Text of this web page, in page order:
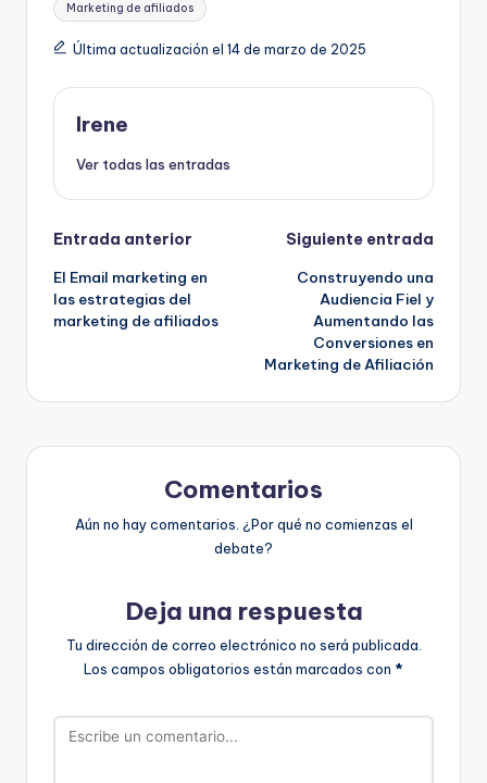
Marketing de afiliados
Última actualización el 14 de marzo de 2025
Irene
Ver todas las entradas
Navegación
de
entradas
Entrada anterior
El Email marketing en
las estrategias del
marketing de afiliados
Siguiente entrada
Construyendo una
Audiencia Fiel y
Aumentando las
Conversiones en
Marketing de Afiliación
Comentarios
Aún no hay comentarios. ¿Por qué no comienzas el
debate?
Deja una respuesta
Tu dirección de correo electrónico no será publicada.
Los campos obligatorios están marcados con *